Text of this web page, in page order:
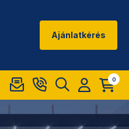
Ajánlatkérés
0